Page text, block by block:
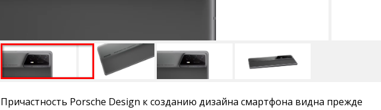
Причастность Porsche Design к созданию дизайна смартфона видна прежде